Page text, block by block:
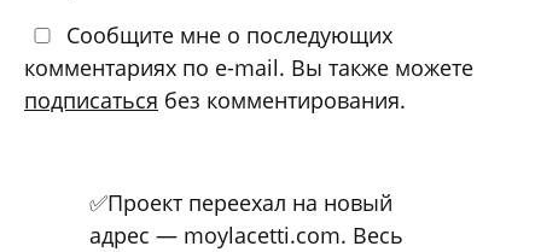
Сообщите мне о последующих
комментариях по e-mail. Вы также можете
подписаться без комментирования.
✅Проект переехал на новый
адрес — moylacetti.com. Весь